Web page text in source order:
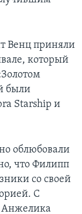
Венц приняли
который
были
Starship и
облюбовали
что Филипп
со своей
С